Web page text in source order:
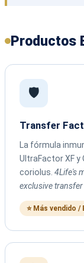
Productos
🛡️
Transfer
La fórmula
UltraFactor XF
coriolus. 4Life's
exclusive transfer
⭐ Más vendido